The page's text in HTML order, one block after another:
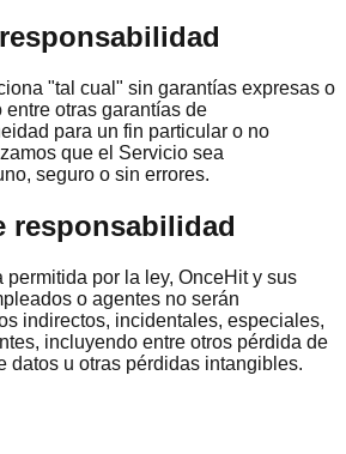
"tal cual" sin garantías expresas o
otras garantías de
para un fin particular o no
que el Servicio sea
seguro o sin errores.
responsabilidad
permitida por la ley, OnceHit y sus
o agentes no serán
indirectos, incidentales, especiales,
incluyendo entre otros pérdida de
datos u otras pérdidas intangibles.